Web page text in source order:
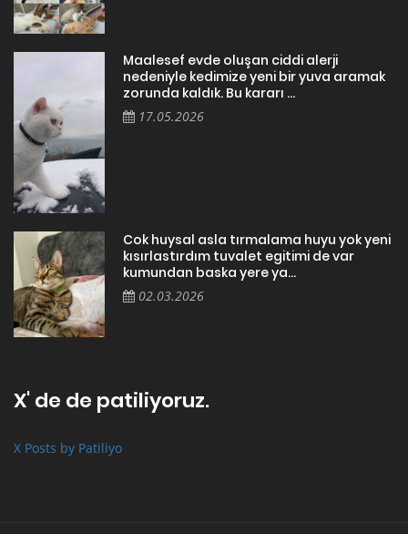
Maalesef evde oluşan ciddi alerji
nedeniyle kedimize yeni bir yuva aramak
zorunda kaldık. Bu kararı ...
17.05.2026
Cok huysal asla tırmalama huyu yok yeni
kısırlastırdım tuvalet egitimi de var
kumundan baska yere ya...
02.03.2026
X' de de patiliyoruz.
X Posts by Patiliyo